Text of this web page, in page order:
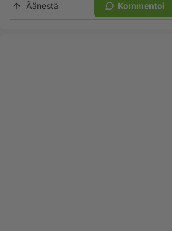
Äänestä Kommentoi